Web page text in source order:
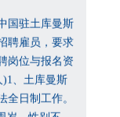
国驻土库曼斯
聘雇员，要求
岗位与报名资
)1、土库曼斯
全日制工作。
岁，性别不